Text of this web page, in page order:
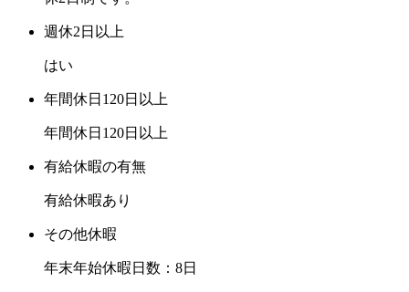
週休2日以上
はい
年間休日120日以上
年間休日120日以上
有給休暇の有無
有給休暇あり
その他休暇
年末年始休暇日数：8日